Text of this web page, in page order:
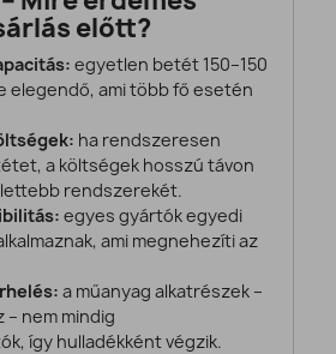
előtt?
egyetlen betét 150–150
elegendő, ami több fő esetén
ha rendszeresen
a költségek hosszú távon
rendszerekét.
egyes gyártók egyedi
ami megnehezíti az
a műanyag alkatrészek –
nem mindig
így hulladékként végzik.